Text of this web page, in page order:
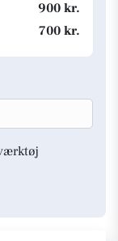
900 kr.
700 kr.